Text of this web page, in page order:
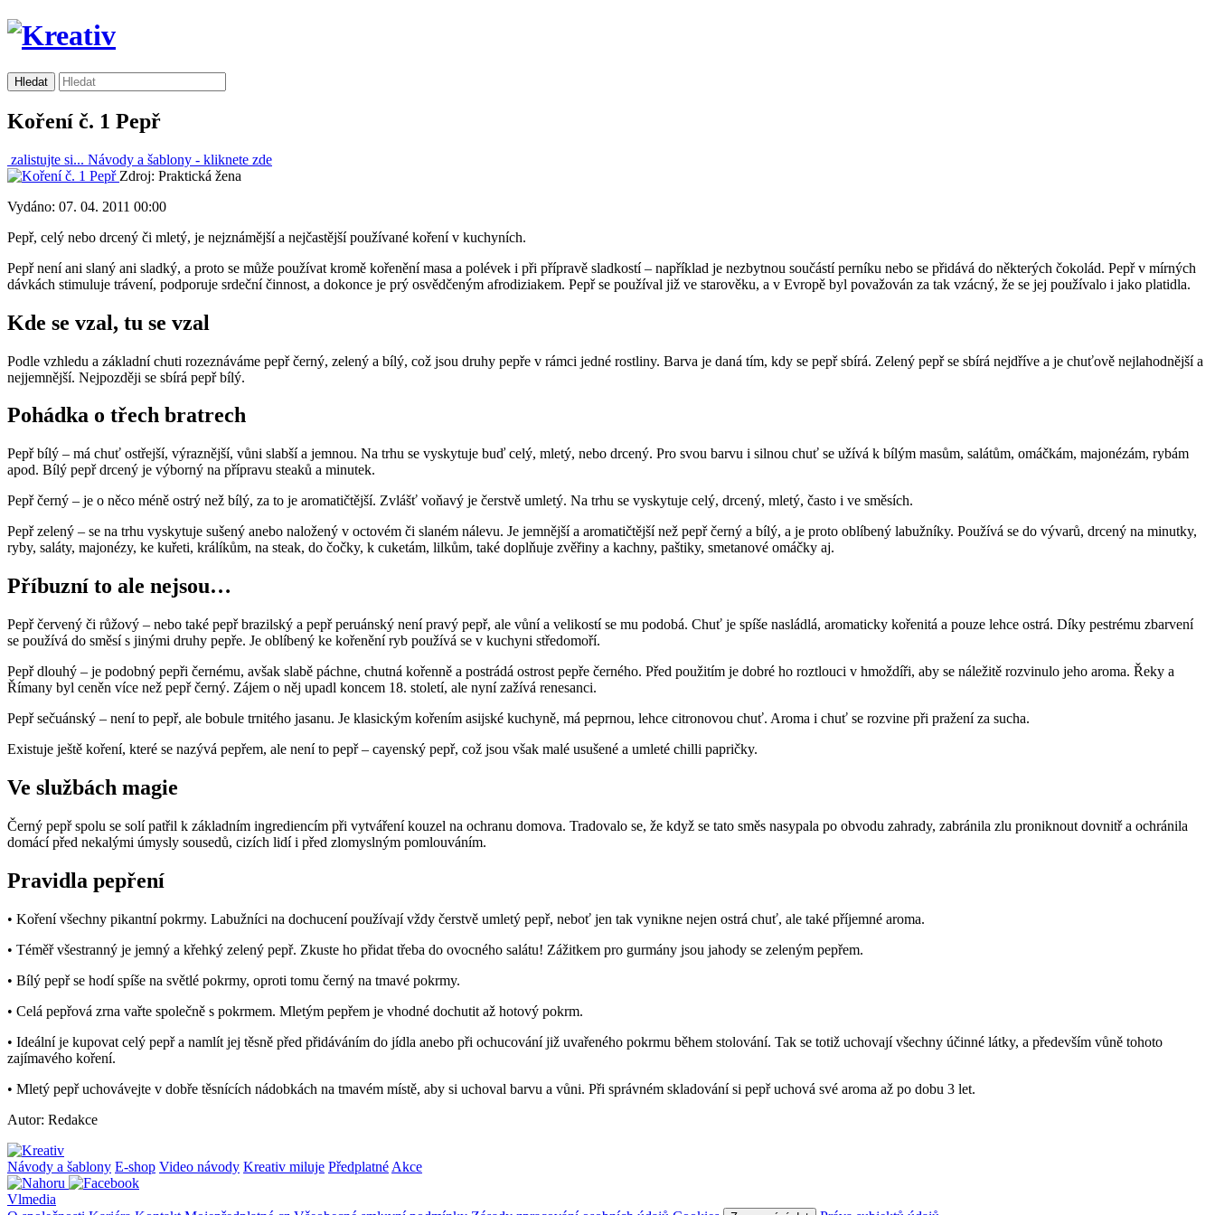
Koření č. 1 Pepř
zalistujte si... Návody a šablony - kliknete zde
Zdroj: Praktická žena
Vydáno: 07. 04. 2011 00:00
Pepř, celý nebo drcený či mletý, je nejznámější a nejčastější používané koření v kuchyních.
Pepř není ani slaný ani sladký, a proto se může používat kromě kořenění masa a polévek i při přípravě sladkostí – například je nezbytnou součástí perníku nebo se přidává do některých čokolád. Pepř v mírných
dávkách stimuluje trávení, podporuje srdeční činnost, a dokonce je prý osvědčeným afrodiziakem. Pepř se používal již ve starověku, a v Evropě byl považován za tak vzácný, že se jej používalo i jako platidla.
Kde se vzal, tu se vzal
Podle vzhledu a základní chuti rozeznáváme pepř černý, zelený a bílý, což jsou druhy pepře v rámci jedné rostliny. Barva je daná tím, kdy se pepř sbírá. Zelený pepř se sbírá nejdříve a je chuťově nejlahodnější a
nejjemnější. Nejpozději se sbírá pepř bílý.
Pohádka o třech bratrech
Pepř bílý – má chuť ostřejší, výraznější, vůni slabší a jemnou. Na trhu se vyskytuje buď celý, mletý, nebo drcený. Pro svou barvu i silnou chuť se užívá k bílým masům, salátům, omáčkám, majonézám, rybám
apod. Bílý pepř drcený je výborný na přípravu steaků a minutek.
Pepř černý – je o něco méně ostrý než bílý, za to je aromatičtější. Zvlášť voňavý je čerstvě umletý. Na trhu se vyskytuje celý, drcený, mletý, často i ve směsích.
Pepř zelený – se na trhu vyskytuje sušený anebo naložený v octovém či slaném nálevu. Je jemnější a aromatičtější než pepř černý a bílý, a je proto oblíbený labužníky. Používá se do vývarů, drcený na minutky,
ryby, saláty, majonézy, ke kuřeti, králíkům, na steak, do čočky, k cuketám, lilkům, také doplňuje zvěřiny a kachny, paštiky, smetanové omáčky aj.
Příbuzní to ale nejsou…
Pepř červený či růžový – nebo také pepř brazilský a pepř peruánský není pravý pepř, ale vůní a velikostí se mu podobá. Chuť je spíše nasládlá, aromaticky kořenitá a pouze lehce ostrá. Díky pestrému zbarvení
se používá do směsí s jinými druhy pepře. Je oblíbený ke kořenění ryb používá se v kuchyni středomoří.
Pepř dlouhý – je podobný pepři černému, avšak slabě páchne, chutná kořenně a postrádá ostrost pepře černého. Před použitím je dobré ho roztlouci v hmoždíři, aby se náležitě rozvinulo jeho aroma. Řeky a
Římany byl ceněn více než pepř černý. Zájem o něj upadl koncem 18. století, ale nyní zažívá renesanci.
Pepř sečuánský – není to pepř, ale bobule trnitého jasanu. Je klasickým kořením asijské kuchyně, má peprnou, lehce citronovou chuť. Aroma i chuť se rozvine při pražení za sucha.
Existuje ještě koření, které se nazývá pepřem, ale není to pepř – cayenský pepř, což jsou však malé usušené a umleté chilli papričky.
Ve službách magie
Černý pepř spolu se solí patřil k základním ingrediencím při vytváření kouzel na ochranu domova. Tradovalo se, že když se tato směs nasypala po obvodu zahrady, zabránila zlu proniknout dovnitř a ochránila
domácí před nekalými úmysly sousedů, cizích lidí i před zlomyslným pomlouváním.
Pravidla pepření
• Koření všechny pikantní pokrmy. Labužníci na dochucení používají vždy čerstvě umletý pepř, neboť jen tak vynikne nejen ostrá chuť, ale také příjemné aroma.
• Téměř všestranný je jemný a křehký zelený pepř. Zkuste ho přidat třeba do ovocného salátu! Zážitkem pro gurmány jsou jahody se zeleným pepřem.
• Bílý pepř se hodí spíše na světlé pokrmy, oproti tomu černý na tmavé pokrmy.
• Celá pepřová zrna vařte společně s pokrmem. Mletým pepřem je vhodné dochutit až hotový pokrm.
• Ideální je kupovat celý pepř a namlít jej těsně před přidáváním do jídla anebo při ochucování již uvařeného pokrmu během stolování. Tak se totiž uchovají všechny účinné látky, a především vůně tohoto
zajímavého koření.
• Mletý pepř uchovávejte v dobře těsnících nádobkách na tmavém místě, aby si uchoval barvu a vůni. Při správném skladování si pepř uchová své aroma až po dobu 3 let.
Autor: Redakce
Návody a šablony E-shop Video návody Kreativ miluje Předplatné Akce
Vlmedia